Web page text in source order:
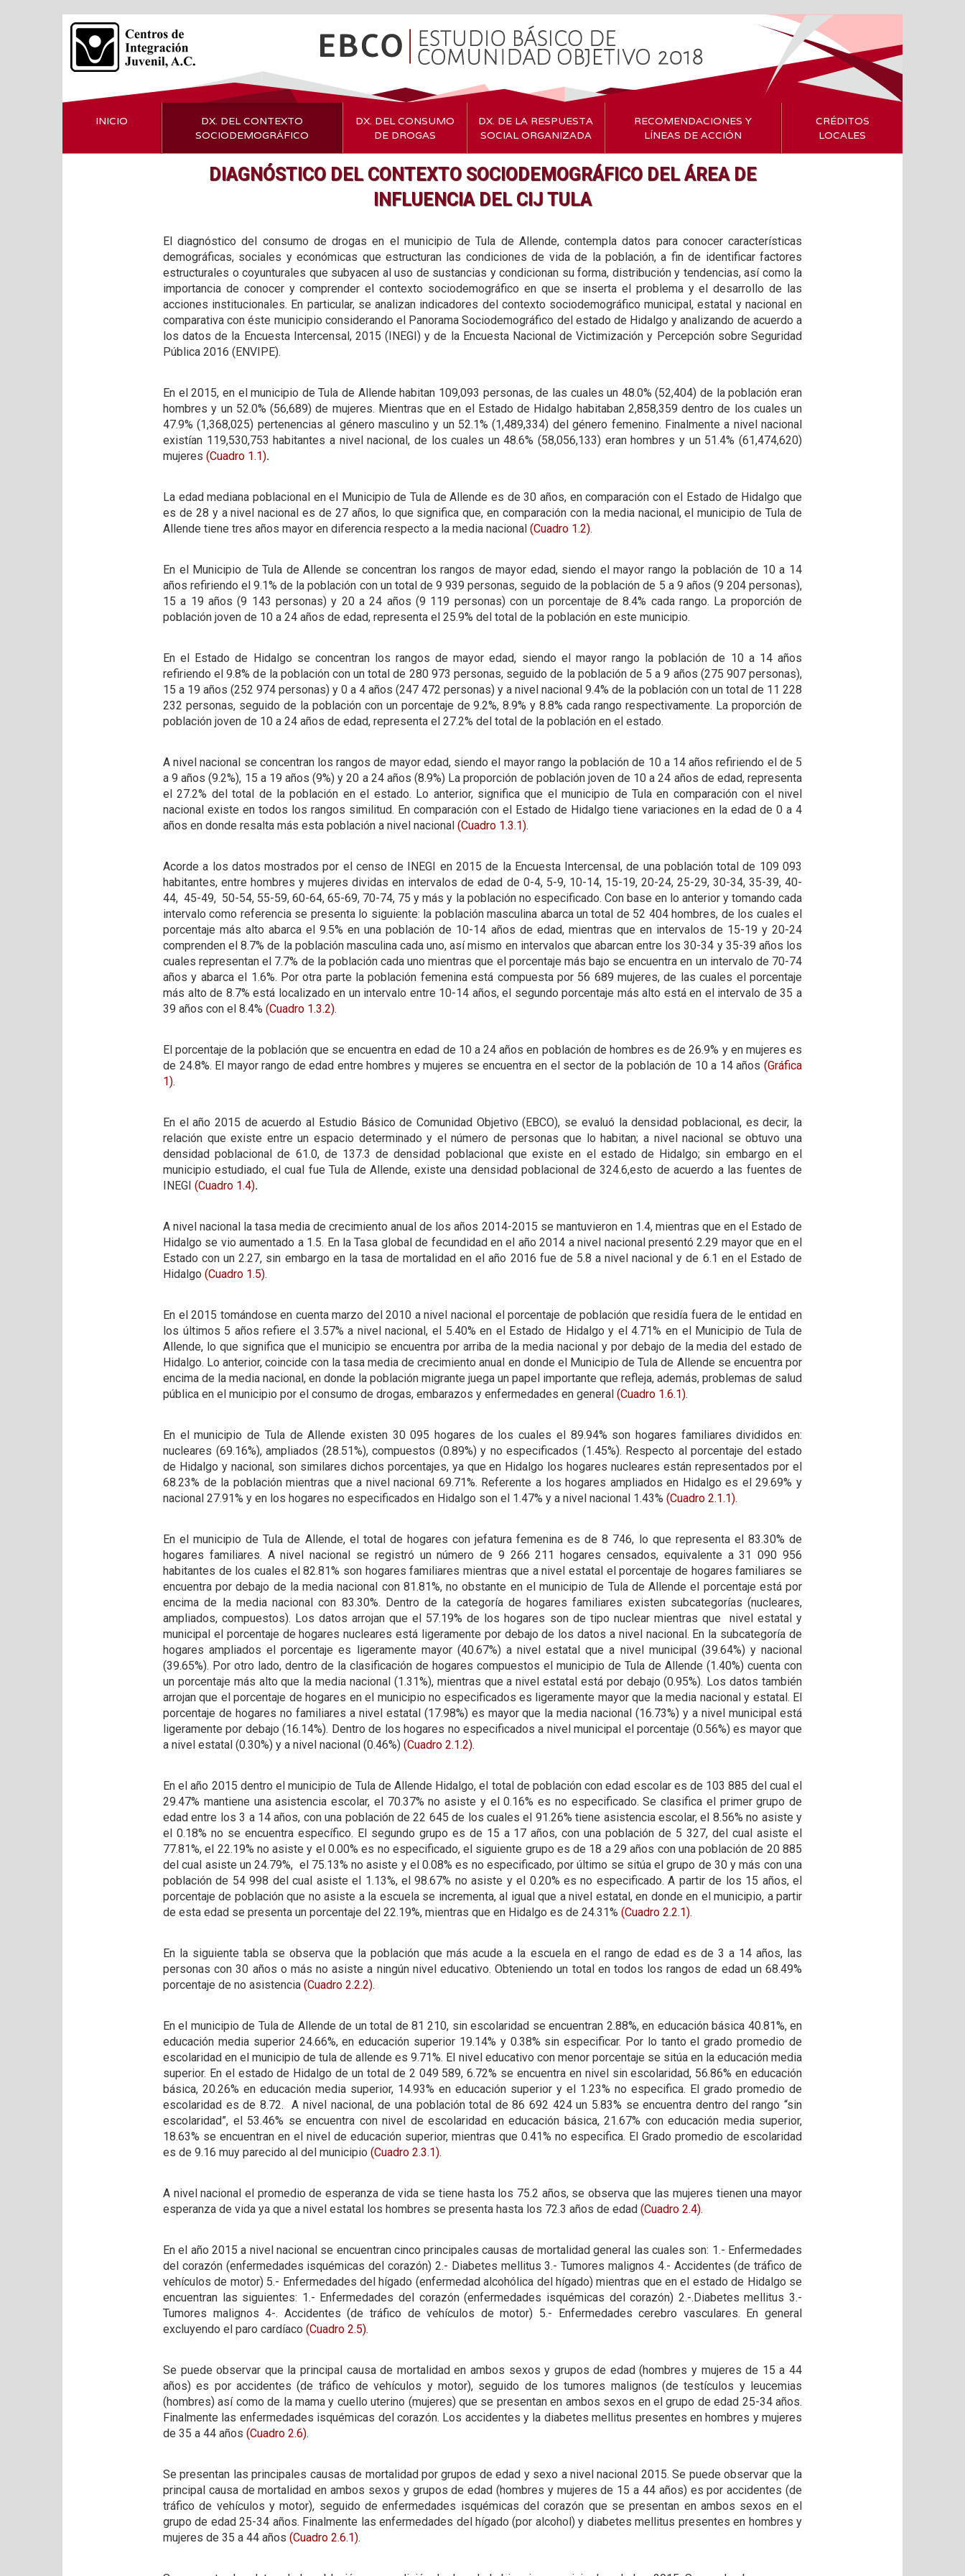
INICIO
DX. DEL CONTEXTO
SOCIODEMOGRÁFICO
DX. DEL CONSUMO
DE DROGAS
DX. DE LA RESPUESTA
SOCIAL ORGANIZADA
RECOMENDACIONES Y
LÍNEAS DE ACCIÓN
CRÉDITOS
LOCALES
DIAGNÓSTICO DEL CONTEXTO SOCIODEMOGRÁFICO DEL ÁREA DE
INFLUENCIA DEL CIJ TULA
El diagnóstico del consumo de drogas en el municipio de Tula de Allende, contempla datos para conocer características
demográficas, sociales y económicas que estructuran las condiciones de vida de la población, a fin de identificar factores
estructurales o coyunturales que subyacen al uso de sustancias y condicionan su forma, distribución y tendencias, así como la
importancia de conocer y comprender el contexto sociodemográfico en que se inserta el problema y el desarrollo de las
acciones institucionales. En particular, se analizan indicadores del contexto sociodemográfico municipal, estatal y nacional en
comparativa con éste municipio considerando el Panorama Sociodemográfico del estado de Hidalgo y analizando de acuerdo a
los datos de la Encuesta Intercensal, 2015 (INEGI) y de la Encuesta Nacional de Victimización y Percepción sobre Seguridad
Pública 2016 (ENVIPE).
En el 2015, en el municipio de Tula de Allende habitan 109,093 personas, de las cuales un 48.0% (52,404) de la población eran
hombres y un 52.0% (56,689) de mujeres. Mientras que en el Estado de Hidalgo habitaban 2,858,359 dentro de los cuales un
47.9% (1,368,025) pertenencias al género masculino y un 52.1% (1,489,334) del género femenino. Finalmente a nivel nacional
existían 119,530,753 habitantes a nivel nacional, de los cuales un 48.6% (58,056,133) eran hombres y un 51.4% (61,474,620)
mujeres (Cuadro 1.1).
La edad mediana poblacional en el Municipio de Tula de Allende es de 30 años, en comparación con el Estado de Hidalgo que
es de 28 y a nivel nacional es de 27 años, lo que significa que, en comparación con la media nacional, el municipio de Tula de
Allende tiene tres años mayor en diferencia respecto a la media nacional (Cuadro 1.2).
En el Municipio de Tula de Allende se concentran los rangos de mayor edad, siendo el mayor rango la población de 10 a 14
años refiriendo el 9.1% de la población con un total de 9 939 personas, seguido de la población de 5 a 9 años (9 204 personas),
15 a 19 años (9 143 personas) y 20 a 24 años (9 119 personas) con un porcentaje de 8.4% cada rango. La proporción de
población joven de 10 a 24 años de edad, representa el 25.9% del total de la población en este municipio.
En el Estado de Hidalgo se concentran los rangos de mayor edad, siendo el mayor rango la población de 10 a 14 años
refiriendo el 9.8% de la población con un total de 280 973 personas, seguido de la población de 5 a 9 años (275 907 personas),
15 a 19 años (252 974 personas) y 0 a 4 años (247 472 personas) y a nivel nacional 9.4% de la población con un total de 11 228
232 personas, seguido de la población con un porcentaje de 9.2%, 8.9% y 8.8% cada rango respectivamente. La proporción de
población joven de 10 a 24 años de edad, representa el 27.2% del total de la población en el estado.
A nivel nacional se concentran los rangos de mayor edad, siendo el mayor rango la población de 10 a 14 años refiriendo el de 5
a 9 años (9.2%), 15 a 19 años (9%) y 20 a 24 años (8.9%) La proporción de población joven de 10 a 24 años de edad, representa
el 27.2% del total de la población en el estado. Lo anterior, significa que el municipio de Tula en comparación con el nivel
nacional existe en todos los rangos similitud. En comparación con el Estado de Hidalgo tiene variaciones en la edad de 0 a 4
años en donde resalta más esta población a nivel nacional (Cuadro 1.3.1).
Acorde a los datos mostrados por el censo de INEGI en 2015 de la Encuesta Intercensal, de una población total de 109 093
habitantes, entre hombres y mujeres dividas en intervalos de edad de 0-4, 5-9, 10-14, 15-19, 20-24, 25-29, 30-34, 35-39, 40-
44, 45-49, 50-54, 55-59, 60-64, 65-69, 70-74, 75 y más y la población no especificado. Con base en lo anterior y tomando cada
intervalo como referencia se presenta lo siguiente: la población masculina abarca un total de 52 404 hombres, de los cuales el
porcentaje más alto abarca el 9.5% en una población de 10-14 años de edad, mientras que en intervalos de 15-19 y 20-24
comprenden el 8.7% de la población masculina cada uno, así mismo en intervalos que abarcan entre los 30-34 y 35-39 años los
cuales representan el 7.7% de la población cada uno mientras que el porcentaje más bajo se encuentra en un intervalo de 70-74
años y abarca el 1.6%. Por otra parte la población femenina está compuesta por 56 689 mujeres, de las cuales el porcentaje
más alto de 8.7% está localizado en un intervalo entre 10-14 años, el segundo porcentaje más alto está en el intervalo de 35 a
39 años con el 8.4% (Cuadro 1.3.2).
El porcentaje de la población que se encuentra en edad de 10 a 24 años en población de hombres es de 26.9% y en mujeres es
de 24.8%. El mayor rango de edad entre hombres y mujeres se encuentra en el sector de la población de 10 a 14 años (Gráfica
1).
En el año 2015 de acuerdo al Estudio Básico de Comunidad Objetivo (EBCO), se evaluó la densidad poblacional, es decir, la
relación que existe entre un espacio determinado y el número de personas que lo habitan; a nivel nacional se obtuvo una
densidad poblacional de 61.0, de 137.3 de densidad poblacional que existe en el estado de Hidalgo; sin embargo en el
municipio estudiado, el cual fue Tula de Allende, existe una densidad poblacional de 324.6,esto de acuerdo a las fuentes de
INEGI (Cuadro 1.4).
A nivel nacional la tasa media de crecimiento anual de los años 2014-2015 se mantuvieron en 1.4, mientras que en el Estado de
Hidalgo se vio aumentado a 1.5. En la Tasa global de fecundidad en el año 2014 a nivel nacional presentó 2.29 mayor que en el
Estado con un 2.27, sin embargo en la tasa de mortalidad en el año 2016 fue de 5.8 a nivel nacional y de 6.1 en el Estado de
Hidalgo (Cuadro 1.5).
En el 2015 tomándose en cuenta marzo del 2010 a nivel nacional el porcentaje de población que residía fuera de le entidad en
los últimos 5 años refiere el 3.57% a nivel nacional, el 5.40% en el Estado de Hidalgo y el 4.71% en el Municipio de Tula de
Allende, lo que significa que el municipio se encuentra por arriba de la media nacional y por debajo de la media del estado de
Hidalgo. Lo anterior, coincide con la tasa media de crecimiento anual en donde el Municipio de Tula de Allende se encuentra por
encima de la media nacional, en donde la población migrante juega un papel importante que refleja, además, problemas de salud
pública en el municipio por el consumo de drogas, embarazos y enfermedades en general (Cuadro 1.6.1).
En el municipio de Tula de Allende existen 30 095 hogares de los cuales el 89.94% son hogares familiares divididos en:
nucleares (69.16%), ampliados (28.51%), compuestos (0.89%) y no especificados (1.45%). Respecto al porcentaje del estado
de Hidalgo y nacional, son similares dichos porcentajes, ya que en Hidalgo los hogares nucleares están representados por el
68.23% de la población mientras que a nivel nacional 69.71%. Referente a los hogares ampliados en Hidalgo es el 29.69% y
nacional 27.91% y en los hogares no especificados en Hidalgo son el 1.47% y a nivel nacional 1.43% (Cuadro 2.1.1).
En el municipio de Tula de Allende, el total de hogares con jefatura femenina es de 8 746, lo que representa el 83.30% de
hogares familiares. A nivel nacional se registró un número de 9 266 211 hogares censados, equivalente a 31 090 956
habitantes de los cuales el 82.81% son hogares familiares mientras que a nivel estatal el porcentaje de hogares familiares se
encuentra por debajo de la media nacional con 81.81%, no obstante en el municipio de Tula de Allende el porcentaje está por
encima de la media nacional con 83.30%. Dentro de la categoría de hogares familiares existen subcategorías (nucleares,
ampliados, compuestos). Los datos arrojan que el 57.19% de los hogares son de tipo nuclear mientras que nivel estatal y
municipal el porcentaje de hogares nucleares está ligeramente por debajo de los datos a nivel nacional. En la subcategoría de
hogares ampliados el porcentaje es ligeramente mayor (40.67%) a nivel estatal que a nivel municipal (39.64%) y nacional
(39.65%). Por otro lado, dentro de la clasificación de hogares compuestos el municipio de Tula de Allende (1.40%) cuenta con
un porcentaje más alto que la media nacional (1.31%), mientras que a nivel estatal está por debajo (0.95%). Los datos también
arrojan que el porcentaje de hogares en el municipio no especificados es ligeramente mayor que la media nacional y estatal. El
porcentaje de hogares no familiares a nivel estatal (17.98%) es mayor que la media nacional (16.73%) y a nivel municipal está
ligeramente por debajo (16.14%). Dentro de los hogares no especificados a nivel municipal el porcentaje (0.56%) es mayor que
a nivel estatal (0.30%) y a nivel nacional (0.46%) (Cuadro 2.1.2).
En el año 2015 dentro el municipio de Tula de Allende Hidalgo, el total de población con edad escolar es de 103 885 del cual el
29.47% mantiene una asistencia escolar, el 70.37% no asiste y el 0.16% es no especificado. Se clasifica el primer grupo de
edad entre los 3 a 14 años, con una población de 22 645 de los cuales el 91.26% tiene asistencia escolar, el 8.56% no asiste y
el 0.18% no se encuentra específico. El segundo grupo es de 15 a 17 años, con una población de 5 327, del cual asiste el
77.81%, el 22.19% no asiste y el 0.00% es no especificado, el siguiente grupo es de 18 a 29 años con una población de 20 885
del cual asiste un 24.79%, el 75.13% no asiste y el 0.08% es no especificado, por último se sitúa el grupo de 30 y más con una
población de 54 998 del cual asiste el 1.13%, el 98.67% no asiste y el 0.20% es no especificado. A partir de los 15 años, el
porcentaje de población que no asiste a la escuela se incrementa, al igual que a nivel estatal, en donde en el municipio, a partir
de esta edad se presenta un porcentaje del 22.19%, mientras que en Hidalgo es de 24.31% (Cuadro 2.2.1).
En la siguiente tabla se observa que la población que más acude a la escuela en el rango de edad es de 3 a 14 años, las
personas con 30 años o más no asiste a ningún nivel educativo. Obteniendo un total en todos los rangos de edad un 68.49%
porcentaje de no asistencia (Cuadro 2.2.2).
En el municipio de Tula de Allende de un total de 81 210, sin escolaridad se encuentran 2.88%, en educación básica 40.81%, en
educación media superior 24.66%, en educación superior 19.14% y 0.38% sin especificar. Por lo tanto el grado promedio de
escolaridad en el municipio de tula de allende es 9.71%. El nivel educativo con menor porcentaje se sitúa en la educación media
superior. En el estado de Hidalgo de un total de 2 049 589, 6.72% se encuentra en nivel sin escolaridad, 56.86% en educación
básica, 20.26% en educación media superior, 14.93% en educación superior y el 1.23% no especifica. El grado promedio de
escolaridad es de 8.72. A nivel nacional, de una población total de 86 692 424 un 5.83% se encuentra dentro del rango “sin
escolaridad”, el 53.46% se encuentra con nivel de escolaridad en educación básica, 21.67% con educación media superior,
18.63% se encuentran en el nivel de educación superior, mientras que 0.41% no especifica. El Grado promedio de escolaridad
es de 9.16 muy parecido al del municipio (Cuadro 2.3.1).
A nivel nacional el promedio de esperanza de vida se tiene hasta los 75.2 años, se observa que las mujeres tienen una mayor
esperanza de vida ya que a nivel estatal los hombres se presenta hasta los 72.3 años de edad (Cuadro 2.4).
En el año 2015 a nivel nacional se encuentran cinco principales causas de mortalidad general las cuales son: 1.- Enfermedades
del corazón (enfermedades isquémicas del corazón) 2.- Diabetes mellitus 3.- Tumores malignos 4.- Accidentes (de tráfico de
vehículos de motor) 5.- Enfermedades del hígado (enfermedad alcohólica del hígado) mientras que en el estado de Hidalgo se
encuentran las siguientes: 1.- Enfermedades del corazón (enfermedades isquémicas del corazón) 2.-.Diabetes mellitus 3.-
Tumores malignos 4-. Accidentes (de tráfico de vehículos de motor) 5.- Enfermedades cerebro vasculares. En general
excluyendo el paro cardíaco (Cuadro 2.5).
Se puede observar que la principal causa de mortalidad en ambos sexos y grupos de edad (hombres y mujeres de 15 a 44
años) es por accidentes (de tráfico de vehículos y motor), seguido de los tumores malignos (de testículos y leucemias
(hombres) así como de la mama y cuello uterino (mujeres) que se presentan en ambos sexos en el grupo de edad 25-34 años.
Finalmente las enfermedades isquémicas del corazón. Los accidentes y la diabetes mellitus presentes en hombres y mujeres
de 35 a 44 años (Cuadro 2.6).
Se presentan las principales causas de mortalidad por grupos de edad y sexo a nivel nacional 2015. Se puede observar que la
principal causa de mortalidad en ambos sexos y grupos de edad (hombres y mujeres de 15 a 44 años) es por accidentes (de
tráfico de vehículos y motor), seguido de enfermedades isquémicas del corazón que se presentan en ambos sexos en el
grupo de edad 25-34 años. Finalmente las enfermedades del hígado (por alcohol) y diabetes mellitus presentes en hombres y
mujeres de 35 a 44 años (Cuadro 2.6.1).